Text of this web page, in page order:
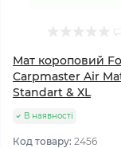
Мат короповий
Carpmaster Air
Standart & XL
В наявності
Код товару: 2456